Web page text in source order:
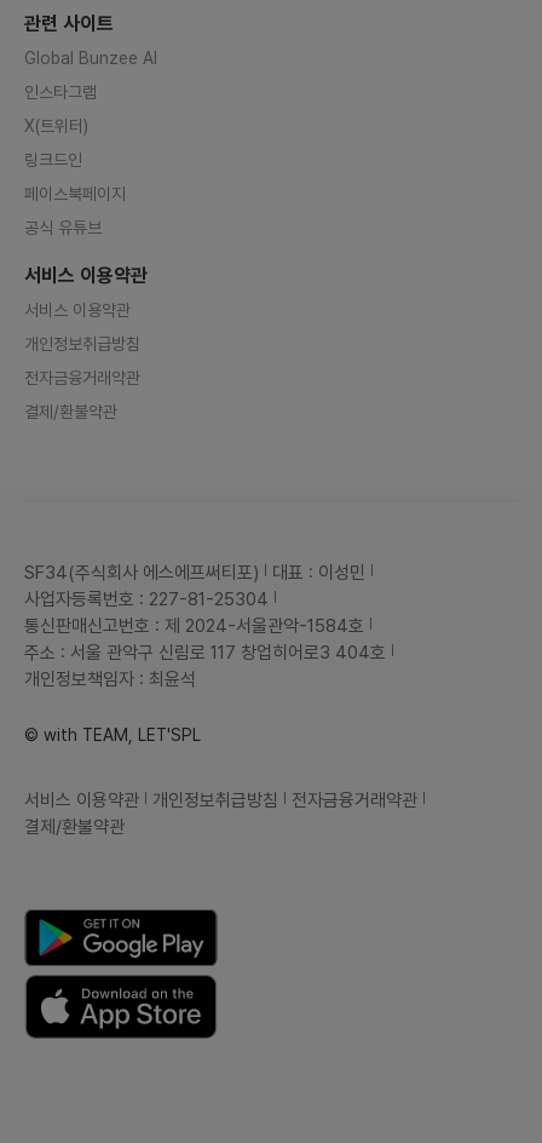
관련 사이트
Global Bunzee AI
인스타그램
X(트위터)
링크드인
페이스북페이지
공식 유튜브
서비스 이용약관
서비스 이용약관
개인정보취급방침
전자금융거래약관
결제/환불약관
SF34(주식회사 에스에프써티포)
대표 : 이성민
사업자등록번호 : 227-81-25304
통신판매신고번호 : 제 2024-서울관악-1584호
주소 : 서울 관악구 신림로 117 창업히어로3 404호
개인정보책임자 : 최윤석
© with TEAM, LET'SPL
서비스 이용약관 개인정보취급방침
전자금융거래약관
결제/환불약관